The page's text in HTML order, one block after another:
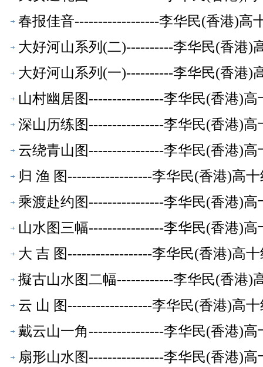
春报佳音------------------李华民(香港)高
大好河山系列(二)----------李华民(香港)
大好河山系列(一)----------李华民(香港)
山村幽居图----------------李华民(香港)
深山历练图----------------李华民(香港)高
云绕青山图----------------李华民(香港)高
归 渔 图------------------李华民(香港)高
乘渡赴约图----------------李华民(香港)高
山水图三幅----------------李华民(香港)
大 吉 图------------------李华民(香港)高
擬古山水图二幅------------李华民(香港)
云 山 图------------------李华民(香港)高
戴云山一角----------------李华民(香港)高
扇形山水图----------------李华民(香港)